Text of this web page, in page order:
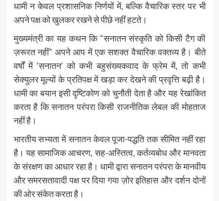
धामी न केवल प्रशासनिक निर्णयों में, बल्कि वैचारिक स्तर पर भी
अपने पक्ष को खुलकर रखने से पीछे नहीं हटते।
मुख्यमंत्री का यह कथन कि “सनातन संस्कृति को किसी टैग की
ज़रूरत नहीं” अपने आप में एक सशक्त वैचारिक वक्तव्य है। बीते
वर्षों में ‘सनातन’ को कभी बहुसंख्यकवाद के फ्रेम में, तो कभी
सेक्युलर मूल्यों के प्रतिपक्ष में खड़ा कर देखने की प्रवृत्ति बढ़ी है।
धामी का बयान इसी दृष्टिकोण को चुनौती देता है और यह रेखांकित
करता है कि सनातन परंपरा किसी राजनीतिक लेबल की मोहताज
नहीं है।
भारतीय सभ्यता में सनातन केवल पूजा-पद्धति तक सीमित नहीं रहा
है। यह सामाजिक आचरण, सह-अस्तित्व, कर्तव्यबोध और मानवता
के संरक्षण का आधार रहा है। धामी द्वारा सनातन परंपरा के मानवीय
और समरसतावादी पक्ष पर दिया गया ज़ोर इतिहास और दर्शन दोनों
की ओर संकेत करता है।